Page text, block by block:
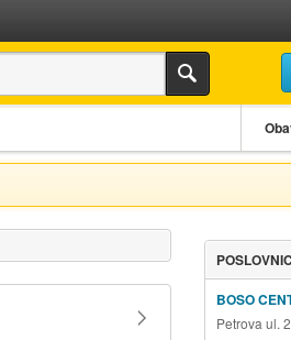
BOSO
Petrova ul.